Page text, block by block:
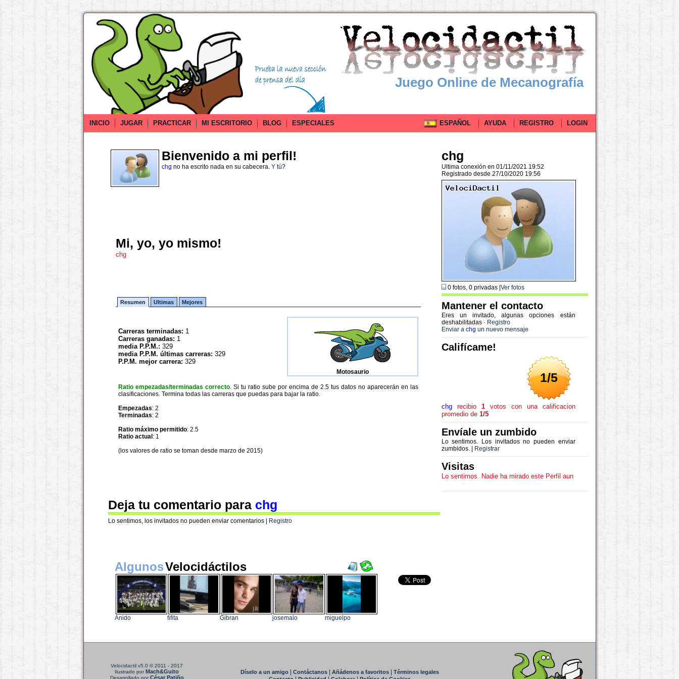
Juego Online de Mecanografía
INICIO JUGAR PRACTICAR MI ESCRITORIO BLOG ESPECIALES ESPAÑOL AYUDA REGISTRO LOGIN
Bienvenido a mi perfil!
chg no ha escrito nada en su cabecera. Y tú?
Mi, yo, yo mismo!
chg
Resumen Ultimas Mejores
Carreras terminadas: 1
Carreras ganadas: 1
media P.P.M.: 329
media P.P.M. últimas carreras: 329
P.P.M. mejor carrera: 329
Motosaurio
Ratio empezadas/terminadas correcto. Si tu ratio sube por encima de 2.5 tus datos no aparecerán en las
clasificaciones. Termina todas las carreras que puedas para bajar la ratio.
Empezadas: 2
Terminadas: 2
Ratio máximo permitido: 2.5
Ratio actual : 1
(los valores de ratio se toman desde marzo de 2015)
Deja tu comentario para chg
Lo sentimos, los invitados no pueden enviar comentarios | Registro
chg
Ultima conexión en 01/11/2021 19:52
Registrado desde 27/10/2020 19:56
0 fotos, 0 privadas | Ver fotos
Mantener el contacto
Eres un invitado, algunas opciones están
deshabilitadas · Registro
Enviar a chg un nuevo mensaje
Califícame!
1/5
chgrecibio 1votos con una calificacion
promedio de 1/5
Envíale un zumbido
Lo sentimos. Los invitados no pueden enviar
zumbidos. |
Registrar
Visitas
Lo sentimos. Nadie ha mirado este Perfil aun
AlgunosVelocidáctilos
Anido fifita Gibran josemalo miguelpo
Velocidactil v5.0 © 2011 - 2017
Ilustrado porMach&Guito
Desarrollado porCésar Patiño
Díselo a un amigo| Contáctanos| Añádenos a favoritos|
Términos legales